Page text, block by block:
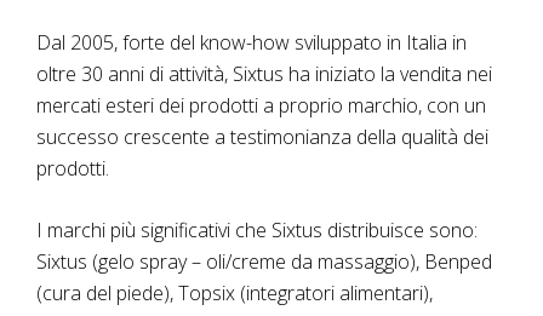
Dal 2005, forte del know-how sviluppato in Italia in
oltre 30 anni di attività, Sixtus ha iniziato la vendita nei
mercati esteri dei prodotti a proprio marchio, con un
successo crescente a testimonianza della qualità dei
prodotti.
I marchi più significativi che Sixtus distribuisce sono:
Sixtus (gelo spray – oli/creme da massaggio), Benped
(cura del piede), Topsix (integratori alimentari),